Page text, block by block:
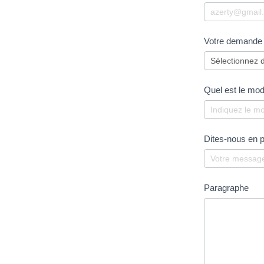
Votre
Quel est le
Dites-nous en
Paragraphe